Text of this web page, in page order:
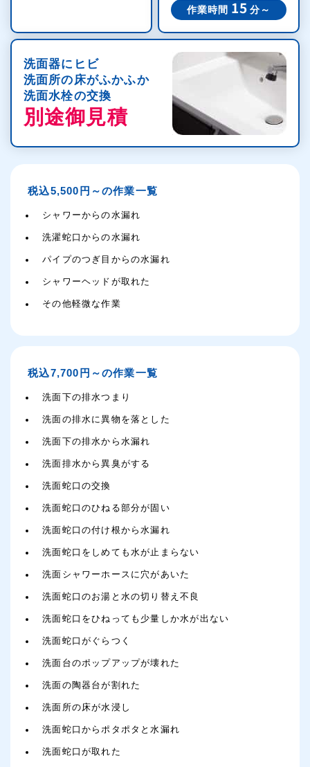
作業時間 15 分～
洗面器にヒビ
洗面所の床がふかふか
洗面水栓の交換
別途御見積
税込5,500円～の作業一覧
シャワーからの水漏れ
洗濯蛇口からの水漏れ
パイプのつぎ目からの水漏れ
シャワーヘッドが取れた
その他軽微な作業
税込7,700円～の作業一覧
洗面下の排水つまり
洗面の排水に異物を落とした
洗面下の排水から水漏れ
洗面排水から異臭がする
洗面蛇口の交換
洗面蛇口のひねる部分が固い
洗面蛇口の付け根から水漏れ
洗面蛇口をしめても水が止まらない
洗面シャワーホースに穴があいた
洗面蛇口のお湯と水の切り替え不良
洗面蛇口をひねっても少量しか水が出ない
洗面蛇口がぐらつく
洗面台のポップアップが壊れた
洗面の陶器台が割れた
洗面所の床が水浸し
洗面蛇口からポタポタと水漏れ
洗面蛇口が取れた